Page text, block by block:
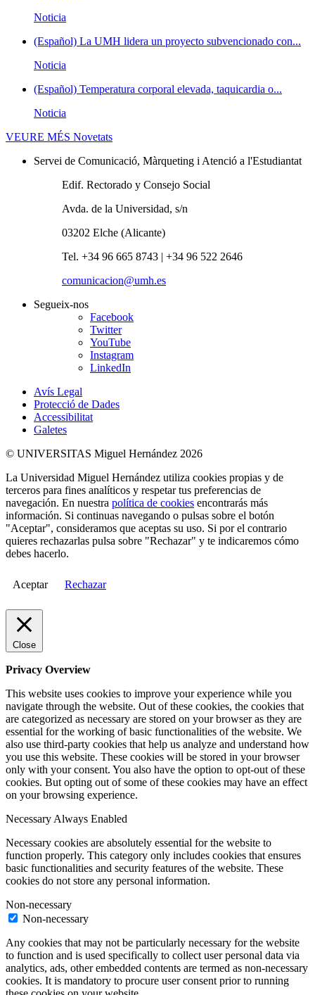
Noticia
(Español) La UMH lidera un proyecto subvencionado con...
Noticia
(Español) Temperatura corporal elevada, taquicardia o...
Noticia
VEURE MÉS Novetats
Servei de Comunicació, Màrqueting i Atenció a l'Estudiantat
Edif. Rectorado y Consejo Social
Avda. de la Universidad, s/n
03202 Elche (Alicante)
Tel. +34 96 665 8743 | +34 96 522 2646
comunicacion@umh.es
Segueix-nos
Facebook
Twitter
YouTube
Instagram
LinkedIn
Avís Legal
Protecció de Dades
Accessibilitat
Galetes
© UNIVERSITAS Miguel Hernández 2026
La Universidad Miguel Hernández utiliza cookies propias y de
terceros para fines analíticos y respetar tus preferencias de
navegación. En nuestra política de cookies encontrarás más
información. Si continuas navegando o pulsas sobre el botón
"Aceptar", consideramos que aceptas su uso. Si por el contrario
quieres rechazarlas pulsa sobre "Rechazar" y te indicaremos cómo
debes hacerlo.
Aceptar Rechazar
Close
Privacy Overview
This website uses cookies to improve your experience while you
navigate through the website. Out of these cookies, the cookies that
are categorized as necessary are stored on your browser as they are
essential for the working of basic functionalities of the website. We
also use third-party cookies that help us analyze and understand how
you use this website. These cookies will be stored in your browser
only with your consent. You also have the option to opt-out of these
cookies. But opting out of some of these cookies may have an effect
on your browsing experience.
Necessary Always Enabled
Necessary cookies are absolutely essential for the website to
function properly. This category only includes cookies that ensures
basic functionalities and security features of the website. These
cookies do not store any personal information.
Non-necessary
Non-necessary
Any cookies that may not be particularly necessary for the website
to function and is used specifically to collect user personal data via
analytics, ads, other embedded contents are termed as non-necessary
cookies. It is mandatory to procure user consent prior to running